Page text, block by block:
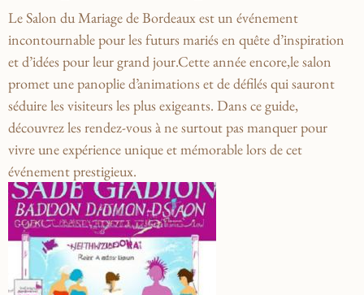
Le Salon du Mariage de Bordeaux est un événement
incontournable pour les futurs ‍mariés en quête d’inspiration
et d’idées pour leur‌ grand jour.Cette année encore,le salon
promet une panoplie d’animations et de défilés qui sauront
séduire les visiteurs les plus exigeants. Dans ce guide,
découvrez les rendez-vous à ne surtout pas ‌manquer pour
vivre une expérience unique et mémorable lors de cet
événement prestigieux.